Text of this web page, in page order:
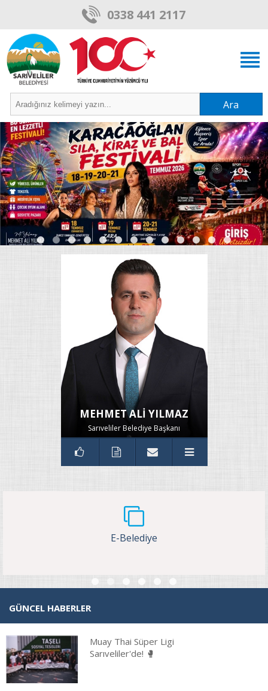
0338 441 2117
Ara
MEHMET ALİ YILMAZ
Sarıveliler Belediye Başkanı
E-Belediye
GÜNCEL HABERLER
Muay Thai Süper Ligi
Sarıveliler'de! 🥊